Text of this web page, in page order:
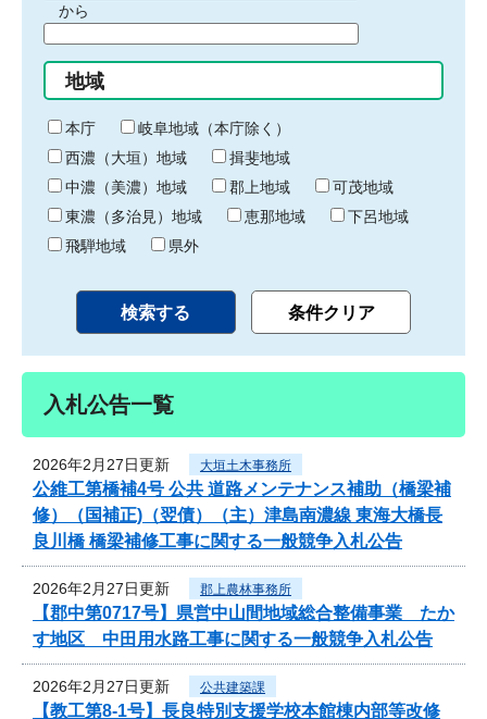
間
始
り
から
間
終
わ
り
地域
本庁
岐阜地域（本庁除く）
西濃（大垣）地域
揖斐地域
中濃（美濃）地域
郡上地域
可茂地域
東濃（多治見）地域
恵那地域
下呂地域
飛騨地域
県外
入札公告一覧
2026年2月27日更新 大垣土木事務所
公維工第橋補4号 公共 道路メンテナンス補助（橋梁補
修）（国補正)（翌債）（主）津島南濃線 東海大橋長
良川橋 橋梁補修工事に関する一般競争入札公告
2026年2月27日更新 郡上農林事務所
【郡中第0717号】県営中山間地域総合整備事業 たか
す地区 中田用水路工事に関する一般競争入札公告
2026年2月27日更新 公共建築課
【教工第8-1号】長良特別支援学校本館棟内部等改修